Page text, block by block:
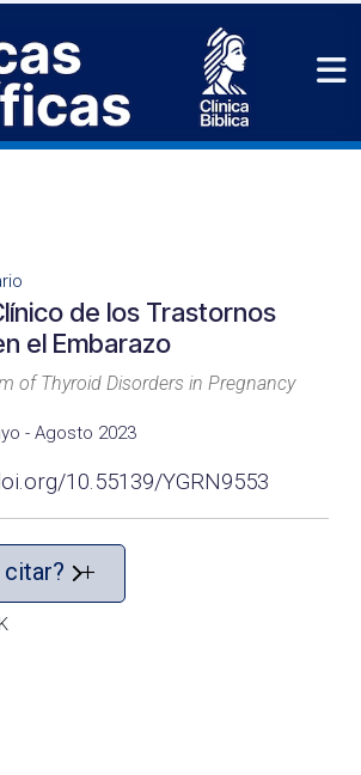
de los Trastornos
el Embarazo
of Thyroid Disorders in Pregnancy
- Agosto 2023
10.55139/YGRN9553